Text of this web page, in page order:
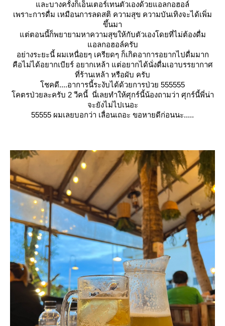
ละบางครั้งก็เอ็นเตอร์เทนตัวเองด้วยแอลกอฮอล์
เพราะการดื่ม เหมือนการลดสติ ความสุข ความบันเทิงจะได้เพิ่ม
ขึ้นมา
ต่ตอนนี้ก็พยายามหาความสุขให้กับตัวเองโดยที่ไม่ต้องดื่ม
อลกอฮอล์ครับ
อย่างระยะนี้ ผมเหนื่อยๆ เครียดๆ ก็เกิดอาการอยากไปดื่มมาก
คือไม่ได้อยากเบียร์ อยากเหล้า แต่อยากได้นั่งดื่มเอาบรรยากาศ
ที่ร้านเหล้า หรือผับ ครับ
ชคดี....อาการนี้ระงับได้ด้วยการป่วย 555555
คตรป่วยละครับ 2 วีคนี้ นี่เลยทำให้ศุกร์นี้น้องถามว่า ศุกร์นี้พี่น่า
จะยังไม่ไปเนอะ
55555 ผมเลยบอกว่า เลื่อนเถอะ ขอหายดีก่อนนะ.....